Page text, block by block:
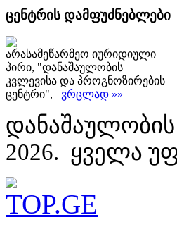
ცენტრის დამფუძნებლები
არასამეწარმეო იურიდიული
პირი, "დანაშაულობის
კვლევისა და პროგნოზირების
ცენტრი", ვრცლად »»
2026. ყველა